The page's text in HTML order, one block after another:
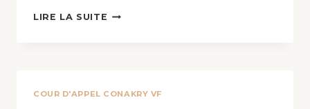
LIRE LA SUITE
COUR D'APPEL CONAKRY VF